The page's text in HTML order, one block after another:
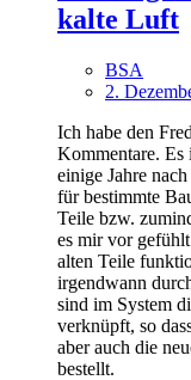
kalte Luft
BSA
2.
Ich habe den
Kommentare. Es
einige Jahre
für bestimmte
Teile bzw.
es mir vor
alten Teile
irgendwann
sind im System
verknüpft, so
aber auch die
bestellt.